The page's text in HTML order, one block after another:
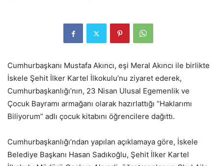
Cumhurbaşkanı Mustafa Akıncı, eşi Meral Akıncı ile birlikte
İskele Şehit İlker Kartel İlkokulu’nu ziyaret ederek,
Cumhurbaşkanlığı’nın, 23 Nisan Ulusal Egemenlik ve
Çocuk Bayramı armağanı olarak hazırlattığı “Haklarımı
Biliyorum” adlı çocuk kitabını öğrencilere dağıttı.
Cumhurbaşkanlığı’ndan yapılan açıklamaya göre, İskele
Belediye Başkanı Hasan Sadıkoğlu, Şehit İlker Kartel